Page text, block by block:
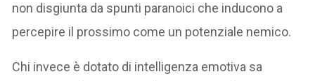
non disgiunta da spunti paranoici che inducono a
percepire il prossimo come un potenziale nemico.
Chi invece è dotato di intelligenza emotiva sa